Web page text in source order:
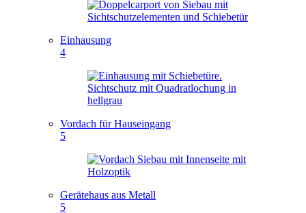
Einhausung
4
Vordach für Hauseingang
5
Gerätehaus aus Metall
5